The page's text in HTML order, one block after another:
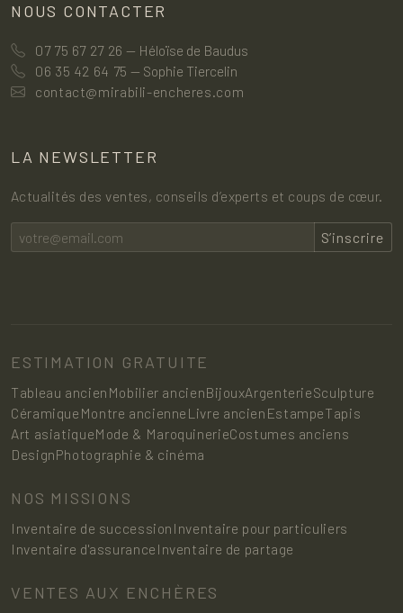
NOUS CONTACTER
07 75 67 27 26 — Héloïse de Baudus
06 35 42 64 75 — Sophie Tiercelin
contact@mirabili-encheres.com
LA NEWSLETTER
Actualités des ventes, conseils d’experts et coups de cœur.
S’inscrire
ESTIMATION GRATUITE
Tableau ancien Mobilier ancienBijouxArgenterieSculpture
Céramique Montre ancienne Livre ancien EstampeTapis
Art asiatiqueMode & MaroquinerieCostumes anciens
DesignPhotographie & cinéma
NOS MISSIONS
Inventaire de succession Inventaire pour particuliers
Inventaire d'assurance Inventaire de partage
VENTES AUX ENCHÈRES